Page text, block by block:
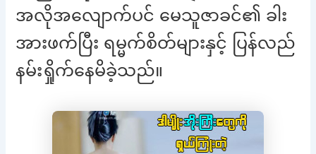
အလိုအလျောက်ပင် မေသူဇာခင်၏ ခါး
အားဖက်ပြီး ရမ္မက်စိတ်များနှင့် ပြန်လည်
နမ်းရှိုက်နေမိခဲ့သည်။